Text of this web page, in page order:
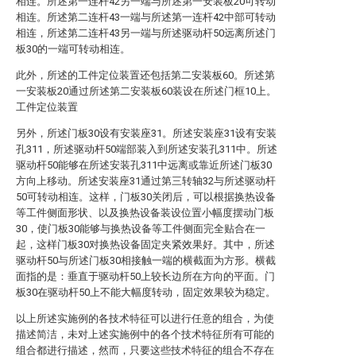
相连。所述第二连杆43一端与所述第一连杆42中部可转动
相连，所述第二连杆43另一端与所述驱动杆50远离所述门
板30的一端可转动相连。
此外，所述的工件定位装置还包括第二安装板60。所述第
一安装板20通过所述第二安装板60装设在所述门框10上。
工件定位装置
另外，所述门板30设有安装座31。所述安装座31设有安装
孔311，所述驱动杆50端部装入到所述安装孔311中。所述
驱动杆50能够在所述安装孔311中远离或靠近所述门板30
方向上移动。所述安装座31通过第三转轴32与所述驱动杆
50可转动相连。这样，门板30关闭后，可以根据换热设备
等工件侧面形状、以及换热设备装设位置小幅度摆动门板
30，使门板30能够与换热设备等工件侧面完全贴合在一
起，这样门板30对换热设备固定夹紧效果好。其中，所述
驱动杆50与所述门板30相接触一端的横截面为方形。横截
面指的是：垂直于驱动杆50上较长边所在方向的平面。门
板30在驱动杆50上不能大幅度转动，固定效果较为稳定。
以上所述实施例的各技术特征可以进行任意的组合，为使
描述简洁，未对上述实施例中的各个技术特征所有可能的
组合都进行描述，然而，只要这些技术特征的组合不存在